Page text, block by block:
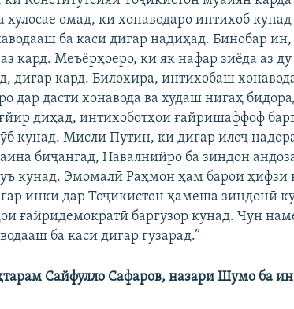
омад, ки хонаводаро интихоб кунад
ба каси дигар надиҳад. Бинобар
кард. Меъёрҳоеро, ки як нафар зиёда аз
дигар кард. Билохира, интихобаш
дар дасти хонавода ва худаш нигаҳ
диҳад, интихоботҳои ғайришаффоф
кунад. Мисли Путин, ки дигар илоҷ
биҷангад, Навалнийро ба зиндон
кунад. Эмомалӣ Раҳмон ҳам барои ҳифзи
инки дар Тоҷикистон ҳамеша зиндонӣ
ғайридемократӣ баргузор кунад. Чун
ба каси дигар гузарад.”
Сайфулло Сафаров, назари Шумо ба ин